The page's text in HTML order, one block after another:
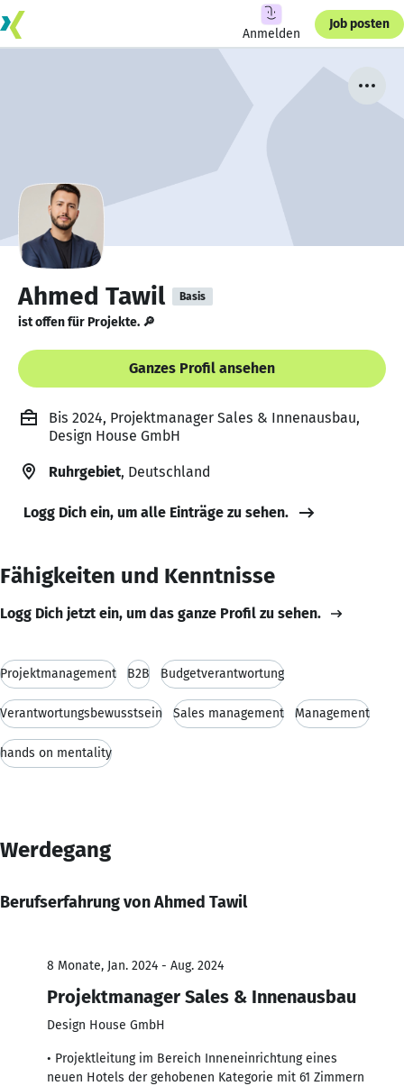
Anmelden
Job posten
Ahmed Tawil Basis
ist offen für Projekte. 🔎
Ganzes Profil ansehen
Bis 2024, Projektmanager Sales & Innenausbau,
Design House GmbH
Ruhrgebiet, Deutschland
Logg Dich ein, um alle Einträge zu sehen.
Fähigkeiten und Kenntnisse
Logg Dich jetzt ein, um das ganze Profil zu sehen.
Projektmanagement B2B Budgetverantwortung
Verantwortungsbewusstsein Sales management Management
hands on mentality
Werdegang
Berufserfahrung von Ahmed Tawil
8 Monate, Jan. 2024 - Aug. 2024
Projektmanager Sales & Innenausbau
Design House GmbH
• Projektleitung im Bereich Inneneinrichtung eines
neuen Hotels der gehobenen Kategorie mit 61 Zimmern